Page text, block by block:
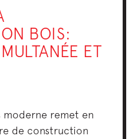
BOIS:
ET
remet en
de construction